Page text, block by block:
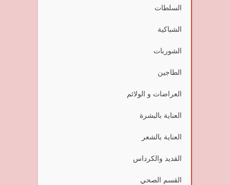
السلطات
الشباكية
الشوربات
الطاجين
العراضات و الولائم
العناية بالبشرة
العناية بالشعر
القديد والكرداس
القسم الصحي